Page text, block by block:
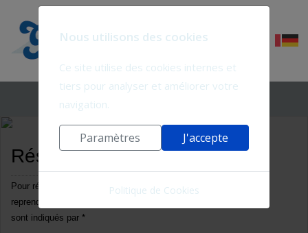
Réserver un circuit
Pour réserver un circuit, remplissez ce formulaire. Nous
reprendrons contact avec vous. Les champs obligatoires
sont indiqués par *
Nous utilisons des cookies
Ce site utilise des cookies internes et
tiers pour analyser et améliorer votre
navigation.
Paramètres J'accepte
Politique de Cookies